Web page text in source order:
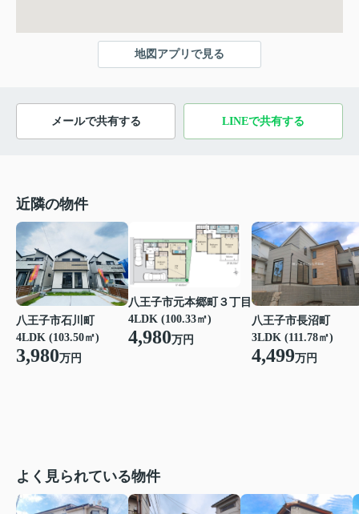
地図アプリで見る
メールで共有する LINEで共有する
近隣の物件
八王子市石川町
4LDK (103.50㎡)
3,980万円
八王子市元本郷町３丁目
4LDK (100.33㎡)
4,980万円
八王子市長沼町
3LDK (111.78㎡)
4,499万円
よく見られている物件